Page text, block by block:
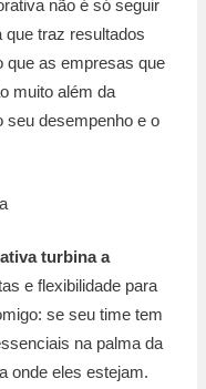
não é só seguir
que traz resultados
que as empresas que
muito além da
seu desempenho e o
turbina a
e flexibilidade para
se seu time tem
na palma da
onde eles estejam.